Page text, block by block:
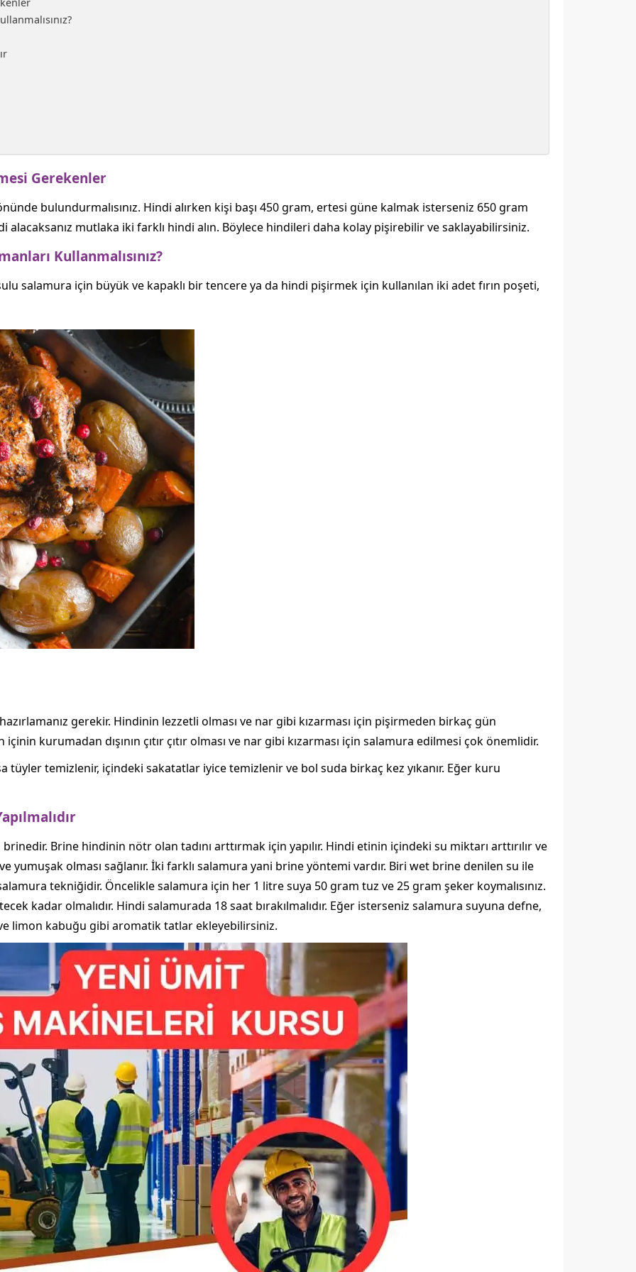
Gerekenler
bulundurmalısınız. Hindi alırken kişi başı 450 gram, ertesi güne kalmak isterseniz 650 gram
alacaksanız mutlaka iki farklı hindi alın. Böylece hindileri daha kolay pişirebilir ve saklayabilirsiniz.
Kullanmalısınız?
salamura için büyük ve kapaklı bir tencere ya da hindi pişirmek için kullanılan iki adet fırın poşeti,
gerekir. Hindinin lezzetli olması ve nar gibi kızarması için pişirmeden birkaç gün
kurumadan dışının çıtır çıtır olması ve nar gibi kızarması için salamura edilmesi çok önemlidir.
temizlenir, içindeki sakatatlar iyice temizlenir ve bol suda birkaç kez yıkanır. Eğer kuru
Brine hindinin nötr olan tadını arttırmak için yapılır. Hindi etinin içindeki su miktarı arttırılır ve
olması sağlanır. İki farklı salamura yani brine yöntemi vardır. Biri wet brine denilen su ile
tekniğidir. Öncelikle salamura için her 1 litre suya 50 gram tuz ve 25 gram şeker koymalısınız.
kadar olmalıdır. Hindi salamurada 18 saat bırakılmalıdır. Eğer isterseniz salamura suyuna defne,
limon kabuğu gibi aromatik tatlar ekleyebilirsiniz.